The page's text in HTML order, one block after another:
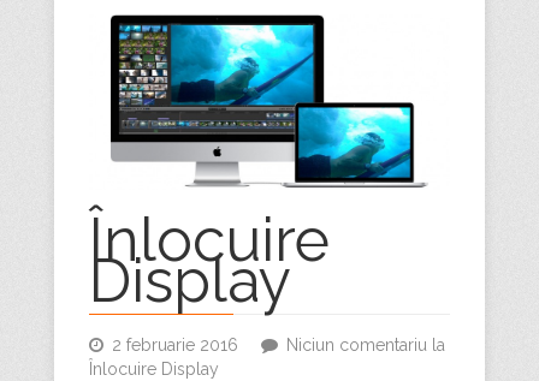
Înlocuire
Display
2 februarie 2016 Niciun comentariula
Înlocuire Display